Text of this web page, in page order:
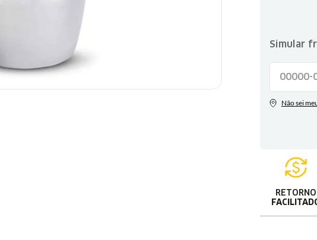
RETORNO